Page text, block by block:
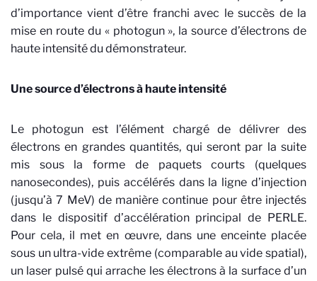
d’importance vient d’être franchi avec le succès de la
mise en route du « photogun », la source d’électrons de
haute intensité du démonstrateur.
Une source d’électrons à haute intensité
Le photogun est l’élément chargé de délivrer des
électrons en grandes quantités, qui seront par la suite
mis sous la forme de paquets courts (quelques
nanosecondes), puis accélérés dans la ligne d’injection
(jusqu’à 7 MeV) de manière continue pour être injectés
dans le dispositif d’accélération principal de PERLE.
Pour cela, il met en œuvre, dans une enceinte placée
sous un ultra-vide extrême (comparable au vide spatial),
un laser pulsé qui arrache les électrons à la surface d’un